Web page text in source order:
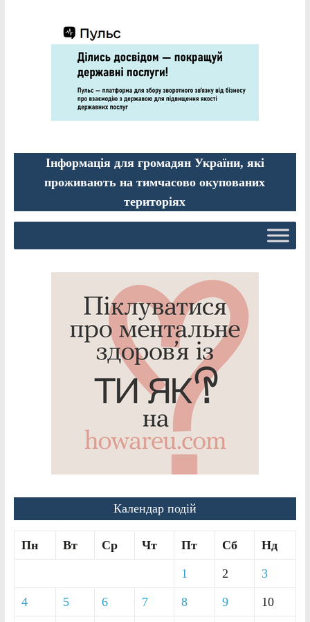
Інформація для громадян України, які
проживають на тимчасово окупованих
територіях
Календар подій
Пн Вт Ср Чт Пт Сб Нд
1 2 3
4 5 6 7 8 9 10